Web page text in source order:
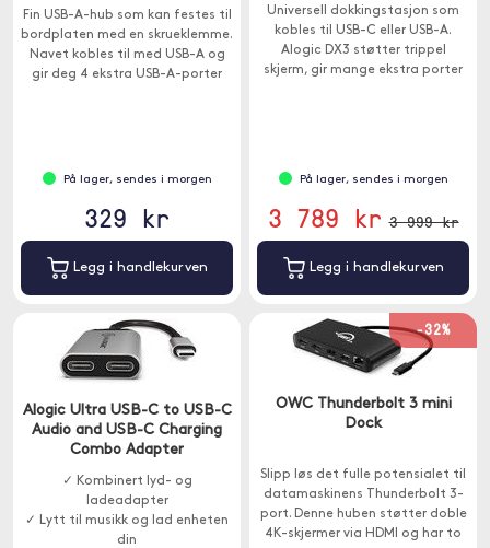
Fin USB-A-hub som kan festes til
bordplaten med en skrueklemme.
Navet kobles til med USB-A og
gir deg 4 ekstra USB-A-porter
På lager, sendes i morgen
329 kr
Legg i handlekurven
Universell dokkingstasjon som
kobles til USB-C eller USB-A.
Alogic DX3 støtter trippel
skjerm, gir mange ekstra porter
På lager, sendes i morgen
3 789 kr 3 999 kr
Legg i handlekurven
Alogic Ultra USB-C to USB-C
Audio and USB-C Charging
Combo Adapter
✓ Kombinert lyd- og
ladeadapter
✓ Lytt til musikk og lad enheten
din
-32%
OWC Thunderbolt 3 mini
Dock
Slipp løs det fulle potensialet til
datamaskinens Thunderbolt 3-
port. Denne huben støtter doble
4K-skjermer via HDMI og har to